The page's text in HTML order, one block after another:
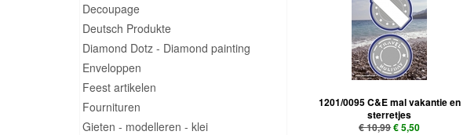
Decoupage
Deutsch Produkte
Diamond Dotz - Diamond painting
Enveloppen
Feest artikelen
Fournituren
Gieten - modelleren - klei
1201/0095 C&E mal vakantie en
sterretjes
€ 10,99€ 5,50